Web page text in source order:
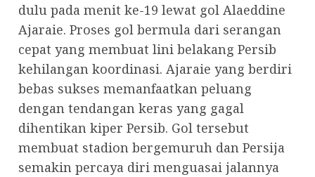
dulu pada menit ke-19 lewat gol Alaeddine
Ajaraie. Proses gol bermula dari serangan
cepat yang membuat lini belakang Persib
kehilangan koordinasi. Ajaraie yang berdiri
bebas sukses memanfaatkan peluang
dengan tendangan keras yang gagal
dihentikan kiper Persib. Gol tersebut
membuat stadion bergemuruh dan Persija
semakin percaya diri menguasai jalannya